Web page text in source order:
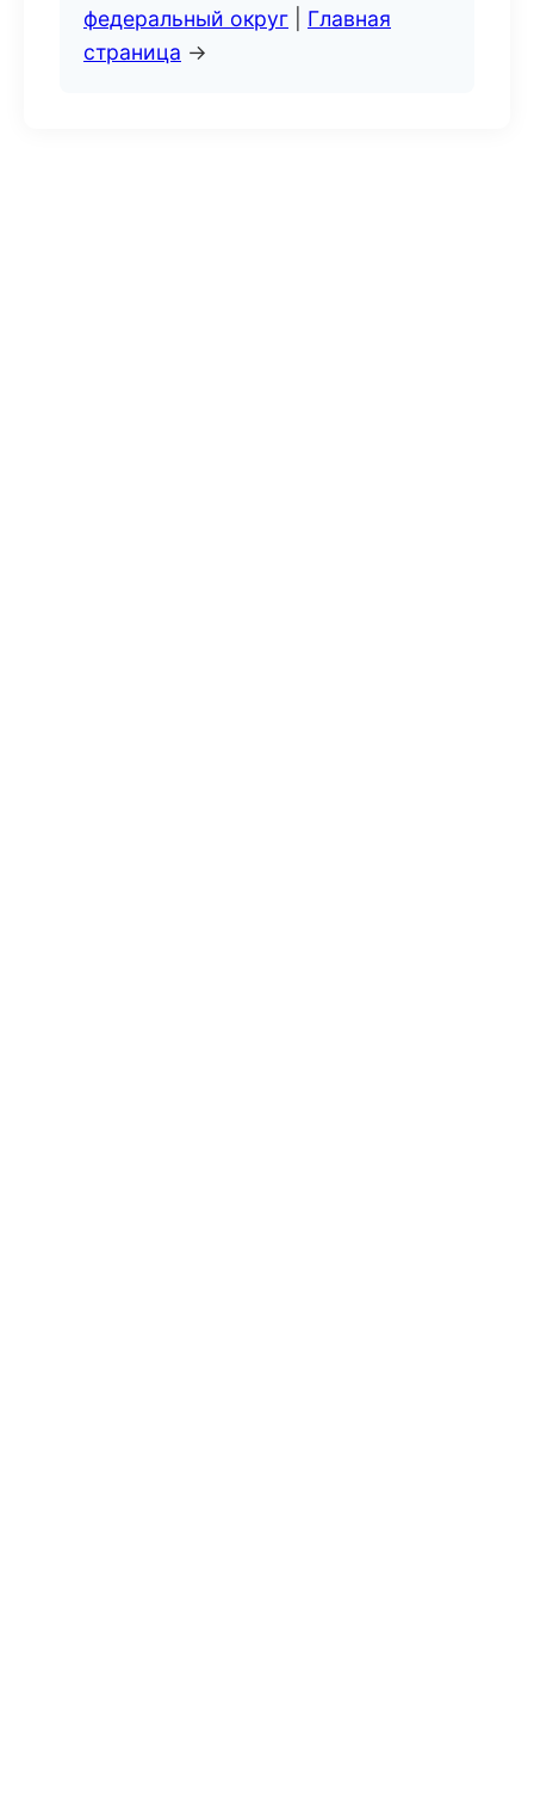
федеральный округ
Главная
страница →